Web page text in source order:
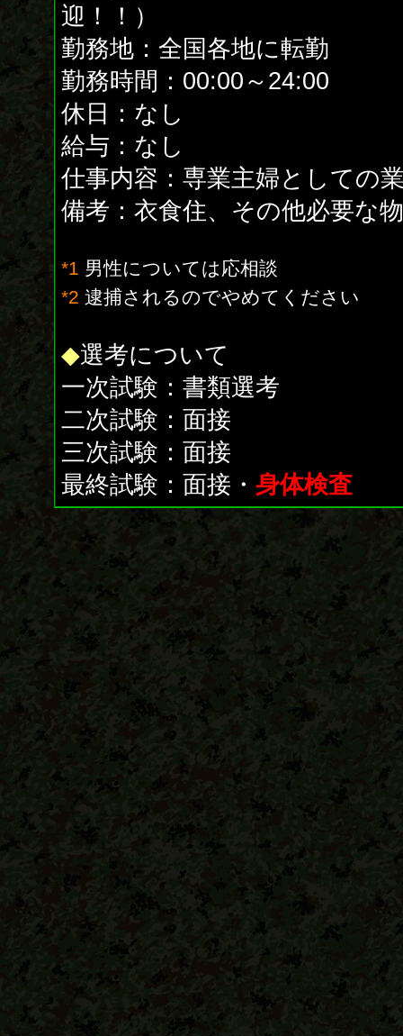
迎！！）
勤務地：全国各地に転勤
勤務時間：00:00～24:00
休日：なし
給与：なし
仕事内容：専業主婦としての
備考：衣食住、その他必要な
*1 男性については応相談
*2 逮捕されるのでやめてください
◆選考について
一次試験：書類選考
二次試験：面接
三次試験：面接
最終試験：面接・ 身体検査